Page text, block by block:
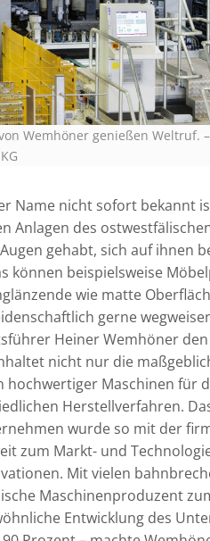
Wemhöner genießen Weltruf. –
Name nicht sofort bekannt
Anlagen des
gehabt, sich auf ihnen
können beispielsweise
wie matte
gerne
Heiner Wemhöner
nicht nur die
Maschinen für
Herstellverfahren.
wurde so mit der
zum Markt- und
Mit vielen
Maschinenproduzent
Entwicklung des